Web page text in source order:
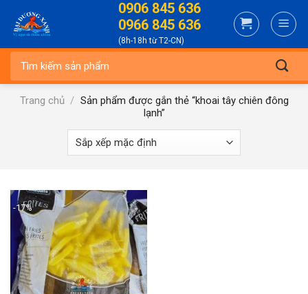
content
0906 845 636
0966 845 636
(8h-18h từ T2-CN)
Trang chủ / Sản phẩm được gắn thẻ “khoai tây chiên đông
lạnh”
-17%